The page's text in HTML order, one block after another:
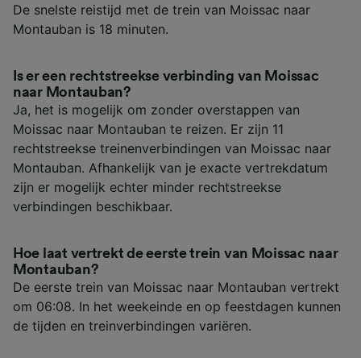
De snelste reistijd met de trein van Moissac naar
Montauban is 18 minuten.
Is er een rechtstreekse verbinding van Moissac
naar Montauban?
Ja, het is mogelijk om zonder overstappen van
Moissac naar Montauban te reizen. Er zijn 11
rechtstreekse treinenverbindingen van Moissac naar
Montauban. Afhankelijk van je exacte vertrekdatum
zijn er mogelijk echter minder rechtstreekse
verbindingen beschikbaar.
Hoe laat vertrekt de eerste trein van Moissac naar
Montauban?
De eerste trein van Moissac naar Montauban vertrekt
om 06:08. In het weekeinde en op feestdagen kunnen
de tijden en treinverbindingen variëren.